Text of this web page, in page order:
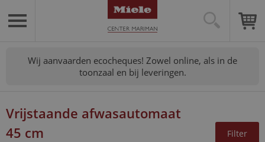
Wij aanvaarden ecocheques! Zowel online, als in de
toonzaal en bij leveringen.
Vrijstaande afwasautomaat
45 cm
Filter